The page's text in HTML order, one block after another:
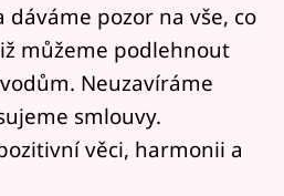
pozor na vše, co
můžeme podlehnout
Neuzavíráme
smlouvy.
věci, harmonii a